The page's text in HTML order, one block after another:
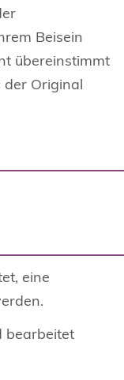
Beisein
übereinstimmt
der Original
eine
bearbeitet